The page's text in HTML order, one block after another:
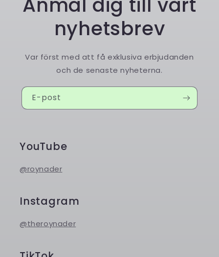
nyhetsbrev
Var först med att få exklusiva erbjudanden
och de senaste nyheterna.
E-post
YouTube
@roynader
Instagram
@theroynader